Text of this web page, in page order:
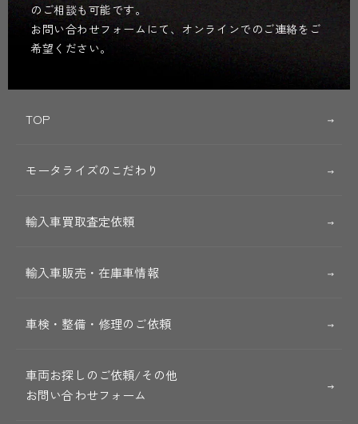
のご相談も可能です。
お問い合わせフォームにて、オンラインでのご連絡をご
希望ください。
TOP
モータライズのこだわり
輸入車買取査定依頼
輸入車販売・在庫車情報
車検・整備・修理のご依頼
車両お探しのご依頼/その他
お問い合わせフォーム